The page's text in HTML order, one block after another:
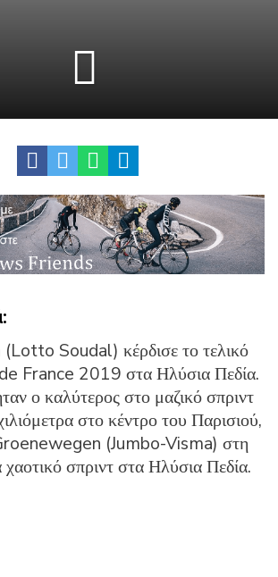
Soudal) κέρδισε το τελικό
France 2019 στα Ηλύσια Πεδία.
ο καλύτερος στο μαζικό σπριντ
στο κέντρο του Παρισιού,
(Jumbo-Visma) στη
σπριντ στα Ηλύσια Πεδία.